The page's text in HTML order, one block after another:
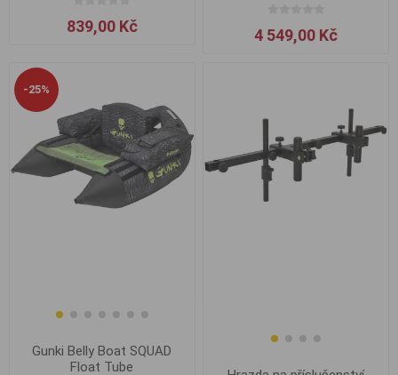
839,00 Kč 4 549,00 Kč
-25%
Gunki Belly Boat SQUAD
Float Tube